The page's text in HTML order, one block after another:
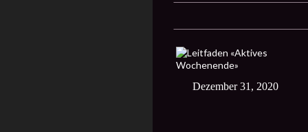
Dezember 31, 2020